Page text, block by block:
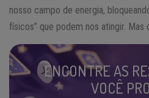
nosso campo de energia,
físicos” que podem nos atingir. Mas
ENCONTRE AS
VOCÊ